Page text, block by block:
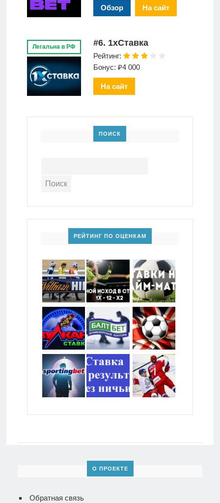
Обзор На сайт
Легальна в РФ #6. 1xСтавка
Рейтинг:
Бонус: ₽4 000
На сайт
ПОИСК
РЕЙТИНГ ПО ОЦЕНКАМ
О ПРОЕКТЕ
Обратная связь